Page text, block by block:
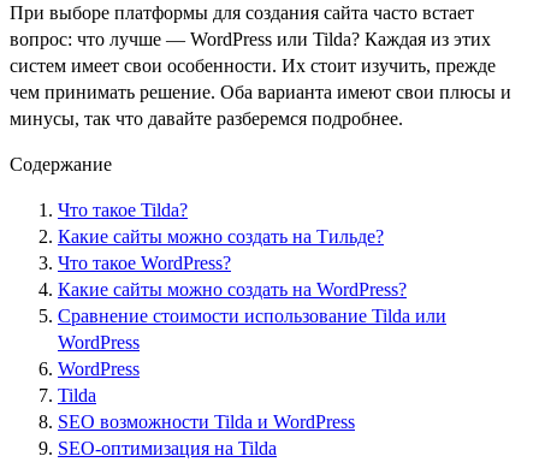
При выборе платформы для создания сайта часто встает
вопрос: что лучше — WordPress или Tilda? Каждая из этих
систем имеет свои особенности. Их стоит изучить, прежде
чем принимать решение. Оба варианта имеют свои плюсы и
минусы, так что давайте разберемся подробнее.
Содержание
Что такое Tilda?
Какие сайты можно создать на Тильде?
Что такое WordPress?
Какие сайты можно создать на WordPress?
Сравнение стоимости использование Tilda или
WordPress
WordPress
Tilda
SEO возможности Tilda и WordPress
SEO-оптимизация на Tilda